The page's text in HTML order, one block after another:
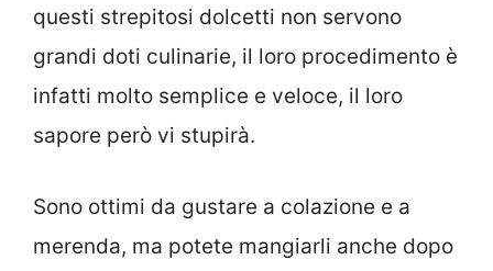
questi strepitosi dolcetti non servono
grandi doti culinarie, il loro procedimento è
infatti molto semplice e veloce, il loro
sapore però vi stupirà.
Sono ottimi da gustare a colazione e a
merenda, ma potete mangiarli anche dopo